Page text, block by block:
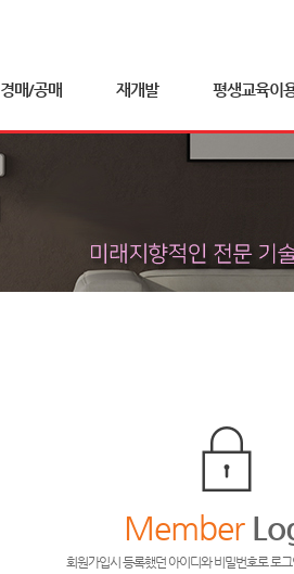
경매/공매 재개발 평생교육이
Member
회원가입시 등록했던 아이디와 비밀번호로 로